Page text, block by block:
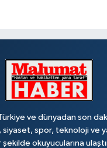
ve dünyadan son
siyaset, spor, teknoloji ve
şekilde okuyucularına